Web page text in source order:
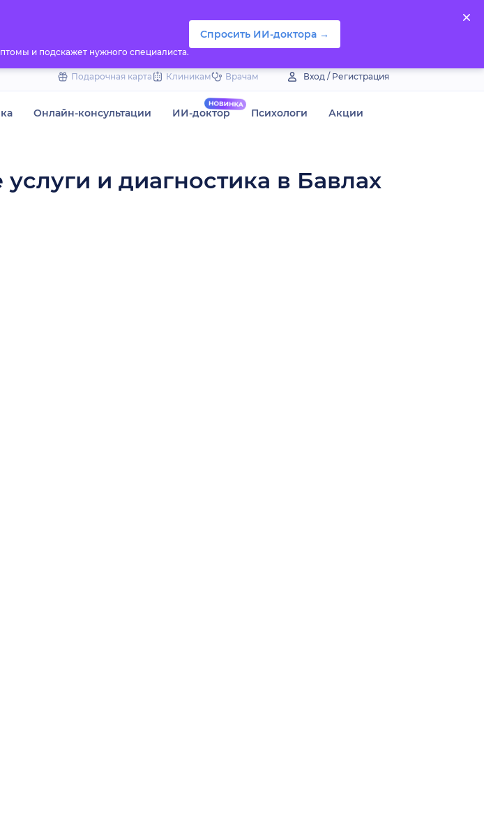
и подскажет нужного специалиста.
Спросить ИИ-доктора →
Подарочная карта Клиникам Врачам Вход / Регистрация
Онлайн-консультации ИИ-доктор Психологи Акции
и диагностика в Бавлах